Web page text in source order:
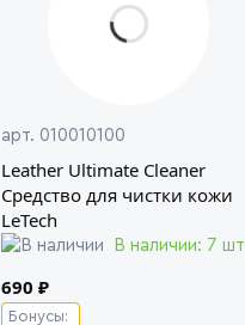
арт. 010010100
Leather Ultimate Cleaner
Средство для чистки кожи
LeTech
В наличии: 7 шт
690 ₽
Бонусы: